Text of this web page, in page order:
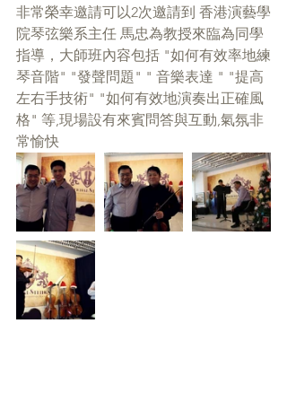
非常榮幸邀請可以2次邀請到 香港演藝學
院琴弦樂系主任 馬忠為教授來臨為同學
指導，大師班內容包括 "如何有效率地練
琴音階" "發聲問題" " 音樂表達 " "提高
左右手技術" "如何有效地演奏出正確風
格" 等,現場設有來賓問答與互動,氣氛非
常愉快